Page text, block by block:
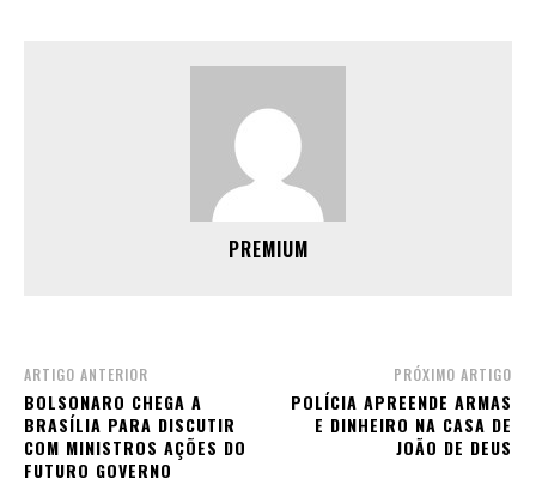
PREMIUM
ARTIGO ANTERIOR
BOLSONARO CHEGA A
BRASÍLIA PARA DISCUTIR
COM MINISTROS AÇÕES DO
FUTURO GOVERNO
PRÓXIMO ARTIGO
POLÍCIA APREENDE ARMAS
E DINHEIRO NA CASA DE
JOÃO DE DEUS